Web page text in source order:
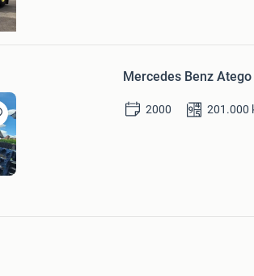
Mercedes Benz
2000 201.000